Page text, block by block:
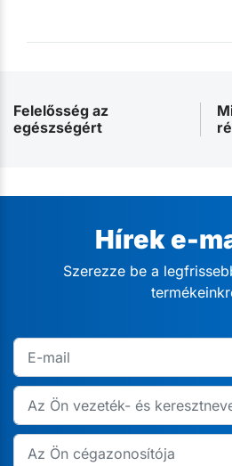
Felelősség az
egészségért
Hírek e-
Szerezze be a